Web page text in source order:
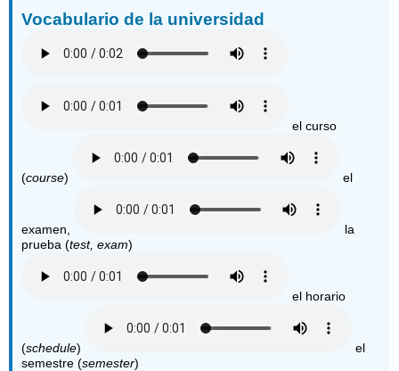
Vocabulario de la universidad
el curso
(course) el
examen,
la
prueba (test, exam)
el horario
(schedule)
el
semestre (semester)